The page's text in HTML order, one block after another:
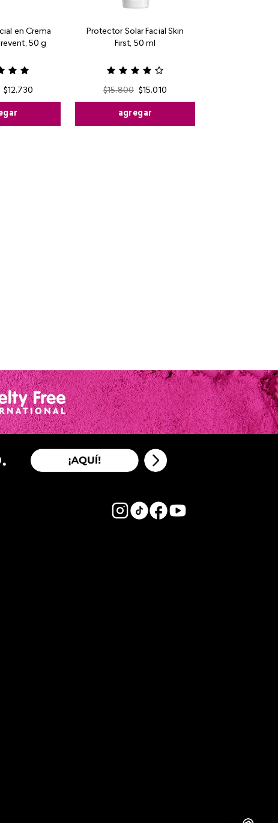
en Crema
50 g
$12.730
Protector Solar Facial Skin
First, 50 ml
$15.800 $15.010
agregar